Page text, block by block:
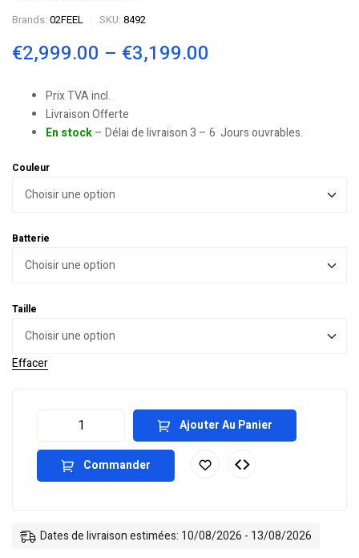
Brands: 02FEEL SKU: 8492
€2,999.00 – €3,199.00
Prix TVA incl.
Livraison Offerte
En stock– Délai de livraison 3 – 6 Jours ouvrables.
Couleur
Batterie
Taille
Effacer
Ajouter Au Panier
Commander
Dates de livraison estimées: 10/08/2026 - 13/08/2026